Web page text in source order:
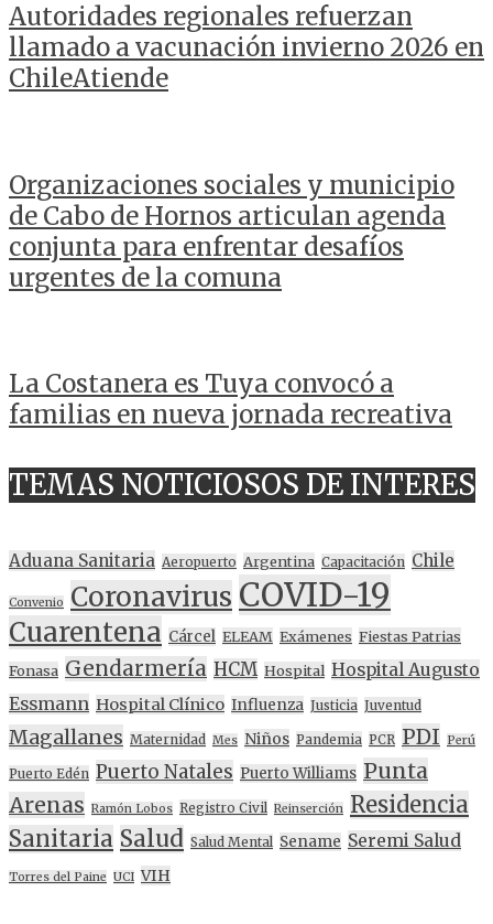
Autoridades regionales refuerzan
llamado a vacunación invierno 2026 en
ChileAtiende
Organizaciones sociales y municipio
de Cabo de Hornos articulan agenda
conjunta para enfrentar desafíos
urgentes de la comuna
La Costanera es Tuya convocó a
familias en nueva jornada recreativa
TEMAS NOTICIOSOS DE INTERES
Aduana Sanitaria Aeropuerto Argentina Capacitación Chile
Convenio Coronavirus COVID-19
Cuarentena Cárcel ELEAM Exámenes Fiestas Patrias
Fonasa Gendarmería HCM Hospital Hospital Augusto
Essmann Hospital Clínico Influenza Justicia Juventud
Magallanes Maternidad Mes Niños Pandemia PCR PDI Perú
Puerto Edén Puerto Natales Puerto Williams Punta
Arenas Ramón Lobos Registro Civil Reinserción Residencia
Sanitaria Salud Salud Mental Sename Seremi Salud
Torres del Paine UCI VIH